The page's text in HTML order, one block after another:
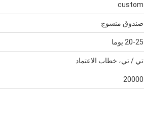
custom
صندوق منسوج
20-25 يوما
تي / تي، خطاب الاعتماد
20000